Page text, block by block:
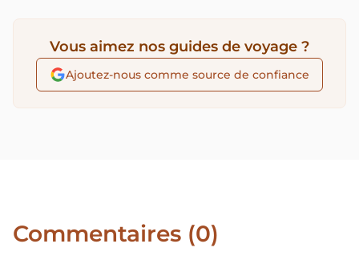
Vous aimez nos guides de voyage ?
Ajoutez-nous comme source de confiance
Commentaires (0)